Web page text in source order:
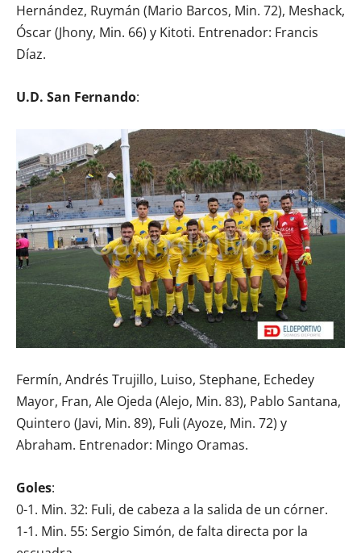
Hernández, Ruymán (Mario Barcos, Min. 72), Meshack,
Óscar (Jhony, Min. 66) y Kitoti. Entrenador: Francis
Díaz.
U.D. San Fernando:
Fermín, Andrés Trujillo, Luiso, Stephane, Echedey
Mayor, Fran, Ale Ojeda (Alejo, Min. 83), Pablo Santana,
Quintero (Javi, Min. 89), Fuli (Ayoze, Min. 72) y
Abraham. Entrenador: Mingo Oramas.
Goles:
0-1. Min. 32: Fuli, de cabeza a la salida de un córner.
1-1. Min. 55: Sergio Simón, de falta directa por la